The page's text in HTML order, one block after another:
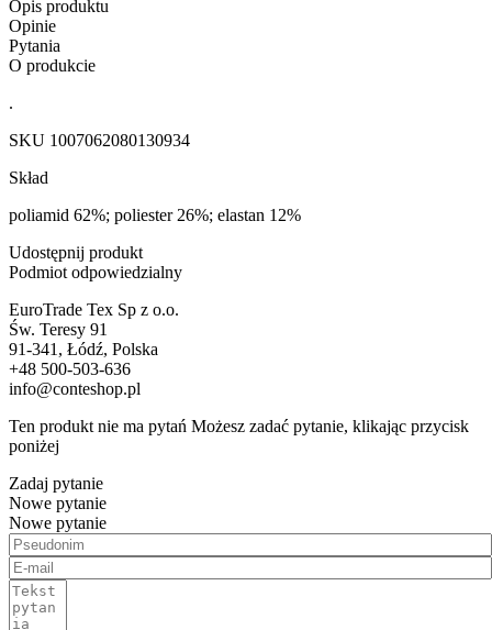
Opis produktu
Opinie
Pytania
O produkcie
.
SKU 1007062080130934
Skład
poliamid 62%; poliester 26%; elastan 12%
Udostępnij produkt
Podmiot odpowiedzialny
EuroTrade Tex Sp z o.o.
Św. Teresy 91
91-341, Łódź, Polska
+48 500-503-636
info@conteshop.pl
Ten produkt nie ma pytań Możesz zadać pytanie, klikając przycisk
poniżej
Zadaj pytanie
Nowe pytanie
Nowe pytanie